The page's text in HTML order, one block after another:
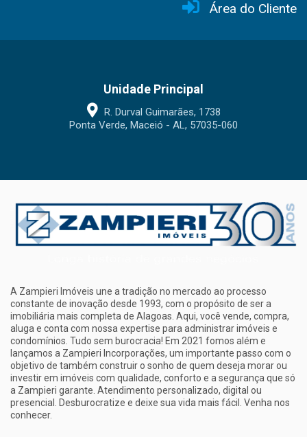
Área do Cliente
Unidade Principal
R. Durval Guimarães, 1738
Ponta Verde, Maceió - AL, 57035-060
A Zampieri Imóveis une a tradição no mercado ao processo
constante de inovação desde 1993, com o propósito de ser a
imobiliária mais completa de Alagoas. Aqui, você vende, compra,
aluga e conta com nossa expertise para administrar imóveis e
condomínios. Tudo sem burocracia! Em 2021 fomos além e
lançamos a Zampieri Incorporações, um importante passo com o
objetivo de também construir o sonho de quem deseja morar ou
investir em imóveis com qualidade, conforto e a segurança que só
a Zampieri garante. Atendimento personalizado, digital ou
presencial. Desburocratize e deixe sua vida mais fácil. Venha nos
conhecer.